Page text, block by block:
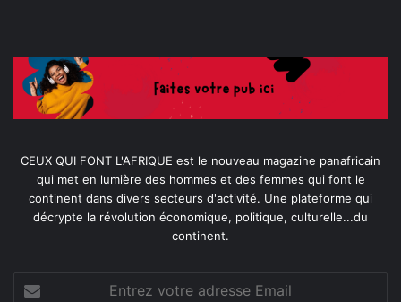
CEUX QUI FONT L'AFRIQUE est le nouveau magazine panafricain
qui met en lumière des hommes et des femmes qui font le
continent dans divers secteurs d'activité. Une plateforme qui
décrypte la révolution économique, politique, culturelle...du
continent.
votre